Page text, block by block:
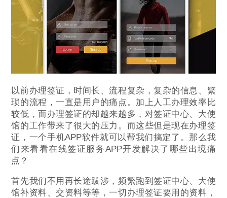
以前办理签证，时间长、流程复杂，复杂的信息、繁
琐的流程，一直是用户的痛点。加上人工办理效率比
较低，而办理签证的却越来越多，对签证中心、大使
馆的工作带来了很大的压力。而这些但是现在办理签
证，一个手机APP软件就可以帮我们搞定了。那么我
们来看看在线签证服务APP开发解决了哪些出境痛
点？
首先我们不用再长途跋涉，频繁跑到签证中心、大使
馆补资料、交资料等等，一切办理签证要用的资料，